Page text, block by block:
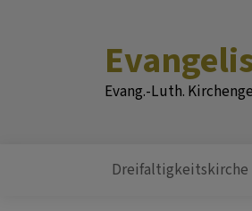
Evang.-Luth.
Dreifaltigkeitskirche